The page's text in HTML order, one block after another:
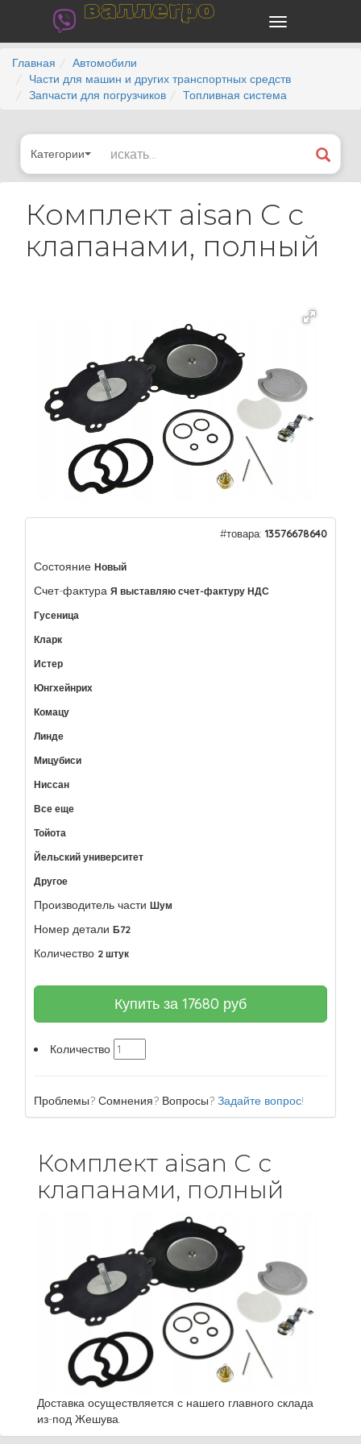
валлегро
Главная
Автомобили
Части для машин и других транспортных средств
Запчасти для погрузчиков
Топливная система
Категории
Комплект aisan C с
клапанами, полный
#товара: 13576678640
Состояние Новый
Счет-фактура Я выставляю счет-фактуру НДС
Гусеница
Кларк
Истер
Юнгхейнрих
Комацу
Линде
Мицубиси
Ниссан
Все еще
Тойота
Йельский университет
Другое
Производитель части Шум
Номер детали Б72
Количество 2 штук
Купить за 17680 руб
Количество
Проблемы? Сомнения? Вопросы? Задайте вопрос!
Комплект aisan C с
клапанами, полный
Доставка осуществляется с нашего главного склада
из-под Жешува.